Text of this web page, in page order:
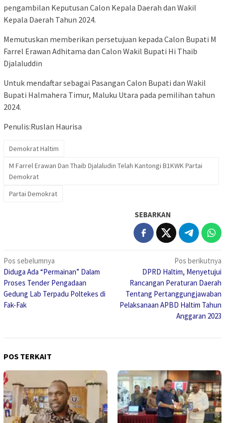
pengambilan Keputusan Calon Kepala Daerah dan Wakil
Kepala Daerah Tahun 2024.
Memutuskan memberikan persetujuan kepada Calon Bupati M
Farrel Erawan Adhitama dan Calon Wakil Bupati Hi Thaib
Djalaluddin
Untuk mendaftar sebagai Pasangan Calon Bupati dan Wakil
Bupati Halmahera Timur, Maluku Utara pada pemilihan tahun
2024.
Penulis:Ruslan Haurisa
Demokrat Haltim
M Farrel Erawan Dan Thaib Djalaludin Telah Kantongi B1KWK Partai
Demokrat
Partai Demokrat
SEBARKAN
Navigasi
pos
Pos sebelumnya
Diduga Ada “Permainan” Dalam
Proses Tender Pengadaan
Gedung Lab Terpadu Poltekes di
Fak-Fak
Pos berikutnya
DPRD Haltim, Menyetujui
Rancangan Peraturan Daerah
Tentang Pertanggungjawaban
Pelaksanaan APBD Haltim Tahun
Anggaran 2023
POS TERKAIT